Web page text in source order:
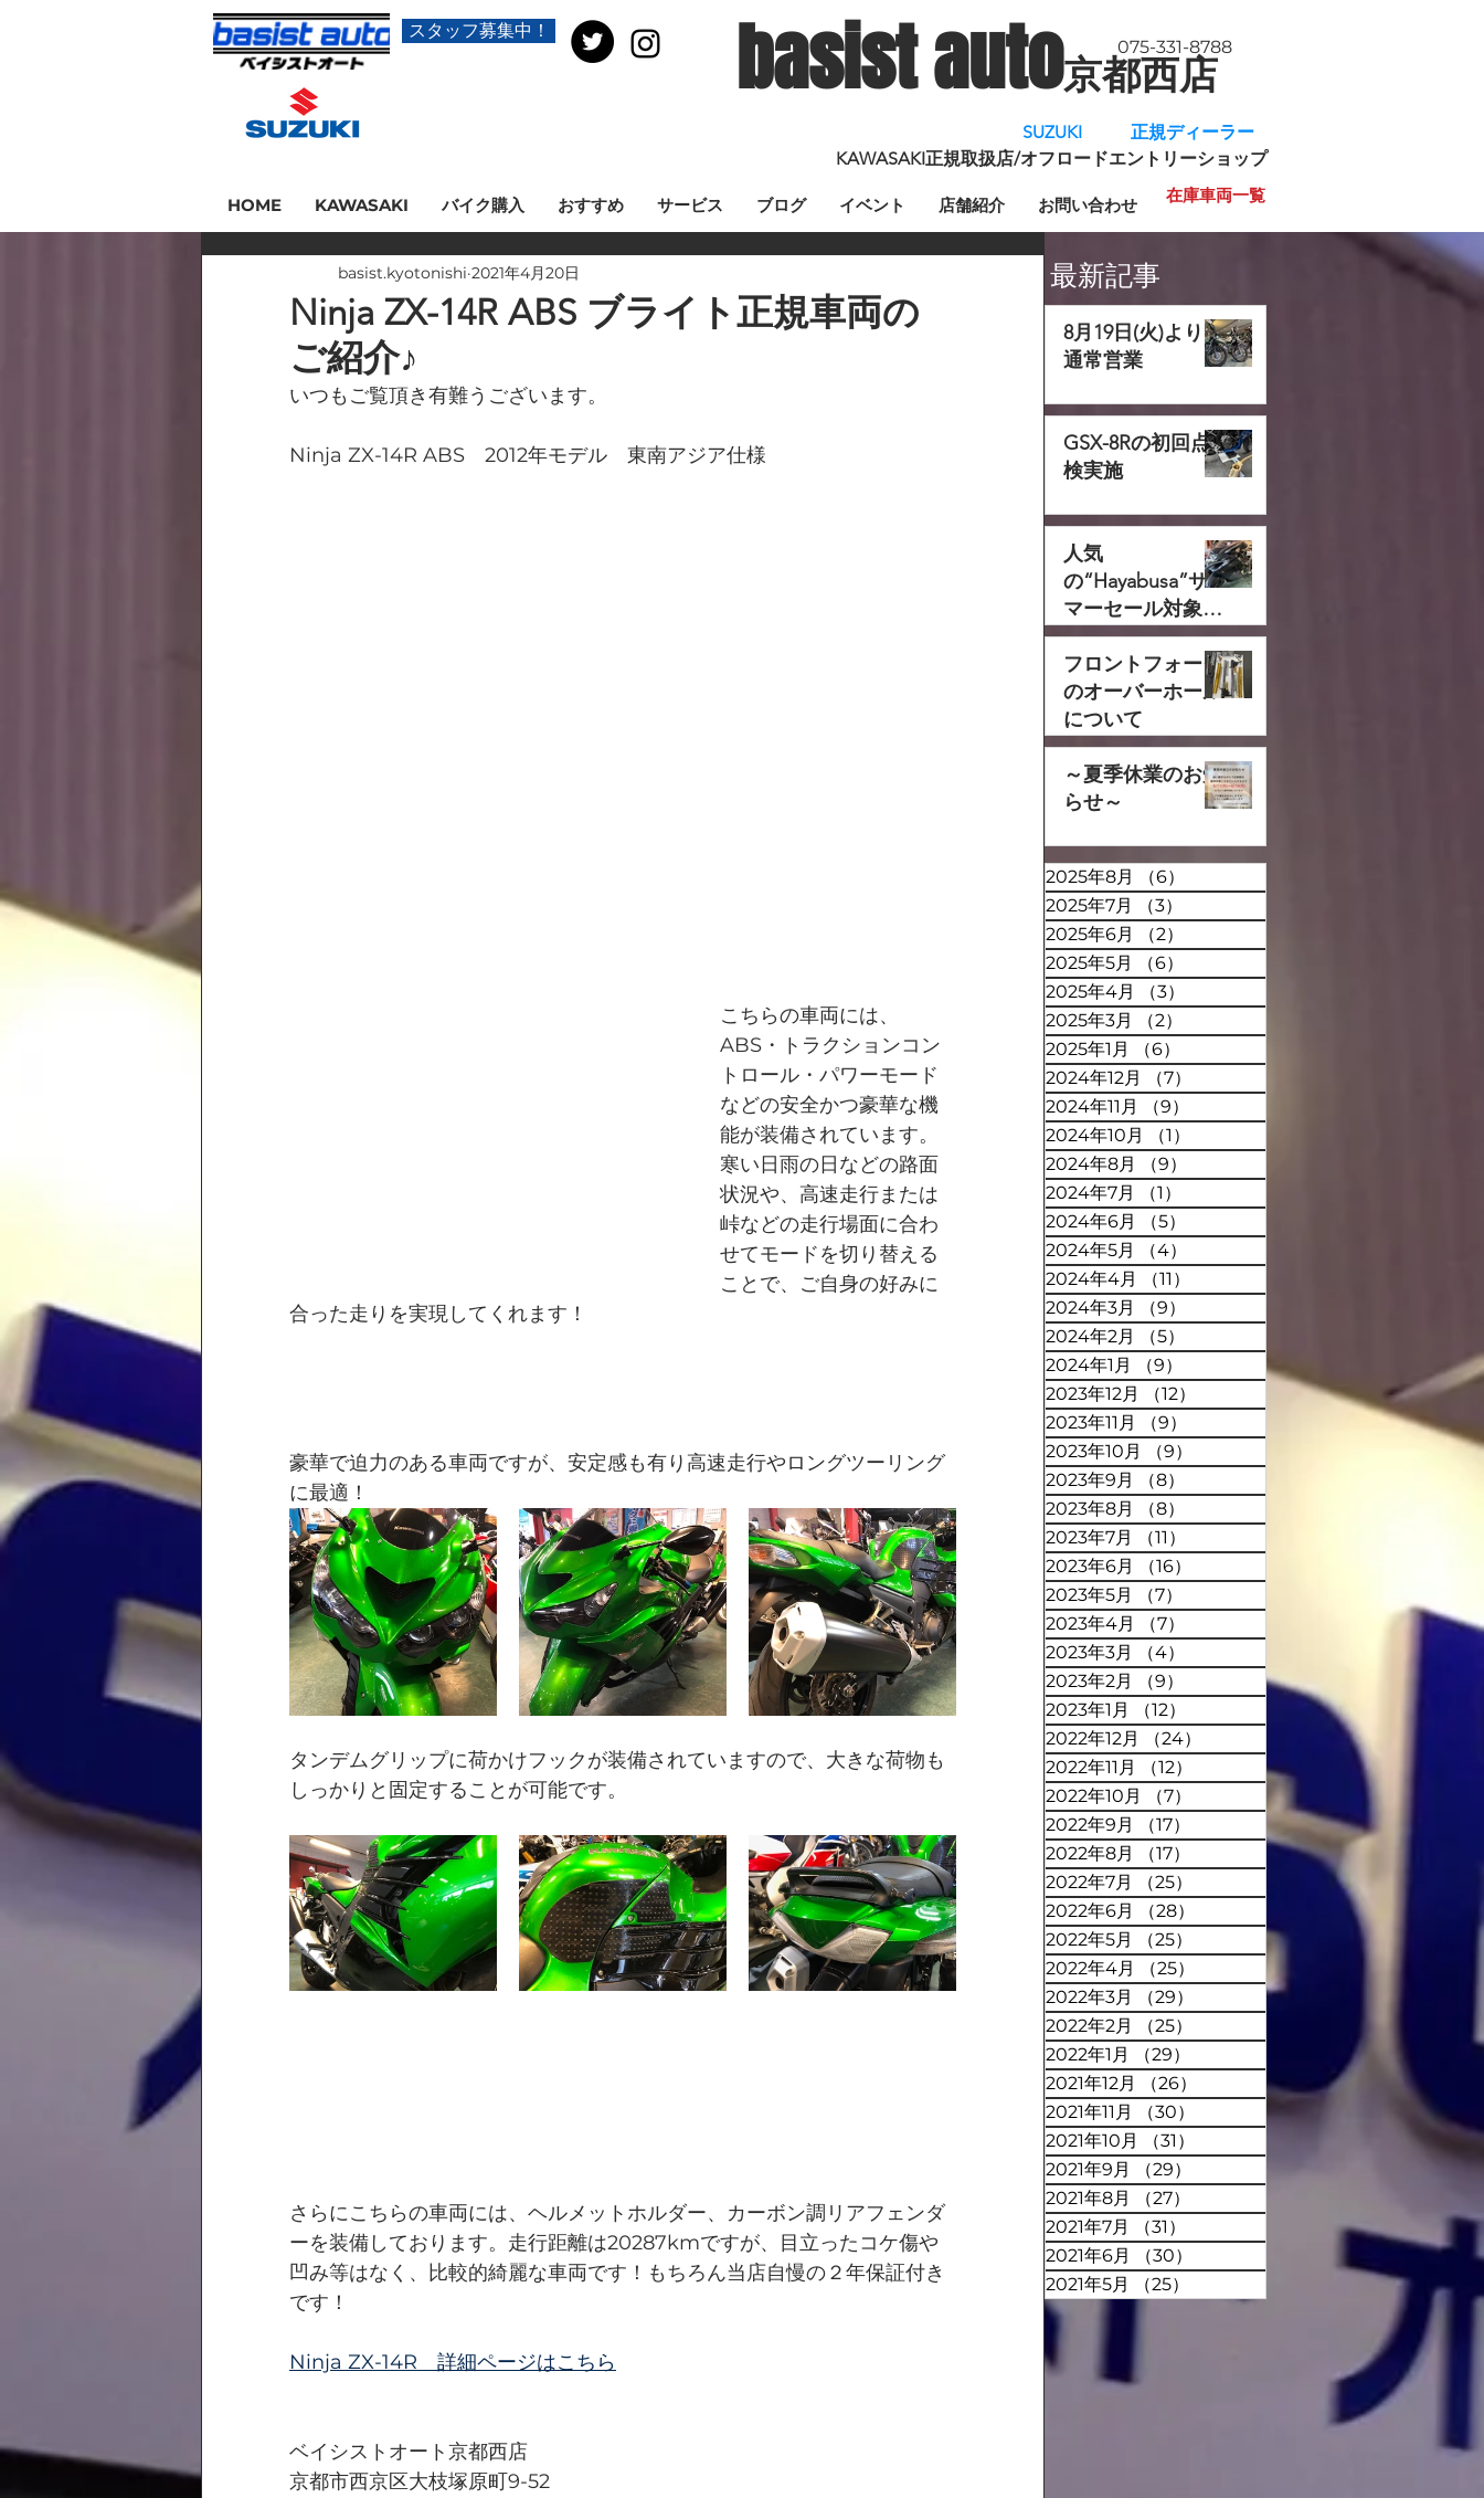
スタッフ募集中！ basist auto京都西店
075-331-8788
SUZUKI 正規ディーラー
KAWASAKI正規取扱店/オフロードエントリーショップ
HOME KAWASAKI バイク購入 おすすめ サービス ブログ イベント 店舗紹介 お問い合わせ 在庫車両一覧
最新記事
8月19日(火)より
通常営業
GSX-8Rの初回点
検実施
人気
の“Hayabusa”サ
マーセール対象で
す‼
フロントフォーク
のオーバーホール
について
～夏季休業のお知
らせ～
2025年8月 （6）
2025年7月
（3）
2025年6月
（2）
2025年5月
（6）
2025年4月
（3）
2025年3月
（2）
2025年1月
（6）
2024年12月
（7）
2024年11月
（9）
2024年10月
（1）
2024年8月
（9）
2024年7月
（1）
2024年6月
（5）
2024年5月
（4）
2024年4月
（11）
2024年3月
（9）
2024年2月
（5）
2024年1月
（9）
2023年12月
（12）
2023年11月
（9）
2023年10月
（9）
2023年9月
（8）
2023年8月
（8）
2023年7月
（11）
2023年6月
（16）
2023年5月
（7）
2023年4月
（7）
2023年3月
（4）
2023年2月
（9）
2023年1月
（12）
2022年12月
（24）
2022年11月
（12）
12件の記事
2022年10月
（7）
7件の記事
2022年9月
（17）
17件の記事
2022年8月
（17）
17件の記事
2022年7月
（25）
2022年6月
（28）
2022年5月
（25）
25件の記事
2022年4月
（25）
25件の記事
2022年3月
（29）
29件の記事
2022年2月
（25）
2022年1月
（29）
2021年12月
（26）
26件の記事
2021年11月
（30）
30件の記事
2021年10月
（31）
2021年9月
（29）
2021年8月
（27）
2021年7月
（31）
2021年6月
（30）
2021年5月
（25）
Ninja ZX-14R ABS ブライト正規車両の
ご紹介♪
basist.kyotonishi 2021年4月20日
いつもご覧頂き有難うございます。
Ninja ZX-14R ABS　2012年モデル　東南アジア仕様
こちらの車両には、
ABS・トラクションコン
トロール・パワーモード
などの安全かつ豪華な機
能が装備されています。
寒い日雨の日などの路面
状況や、高速走行または
峠などの走行場面に合わ
せてモードを切り替える
ことで、ご自身の好みに
合った走りを実現してくれます！
豪華で迫力のある車両ですが、安定感も有り高速走行やロングツーリング
に最適！
タンデムグリップに荷かけフックが装備されていますので、大きな荷物も
しっかりと固定することが可能です。
さらにこちらの車両には、ヘルメットホルダー、カーボン調リアフェンダ
ーを装備しております。走行距離は20287kmですが、目立ったコケ傷や
凹み等はなく、比較的綺麗な車両です！もちろん当店自慢の２年保証付き
です！
Ninja ZX-14R　詳細ページはこちら
ベイシストオート京都西店
京都市西京区大枝塚原町9-52